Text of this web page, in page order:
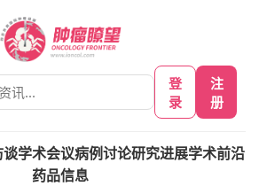
登
录
注
册
谈学术会议病例讨论研究进展学术前沿
药品信息